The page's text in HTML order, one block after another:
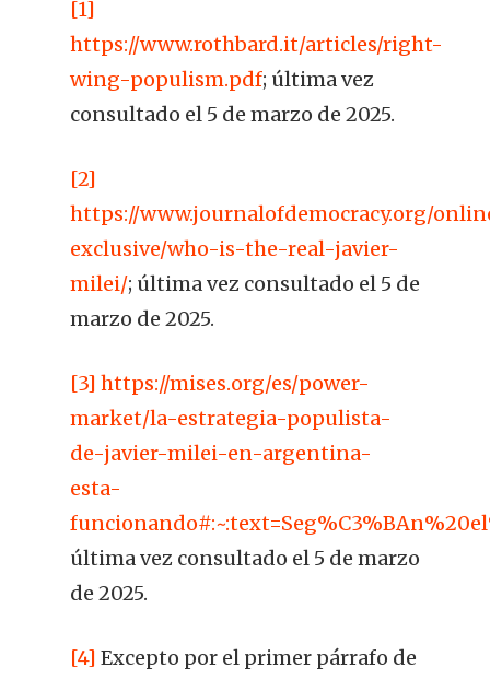
[1]
https://www.rothbard.it/articles/right-
wing-populism.pdf; última vez
consultado el 5 de marzo de 2025.
[2]
https://www.journalofdemocracy.org/
exclusive/who-is-the-real-javier-
milei/; última vez consultado el 5 de
marzo de 2025.
[3] https://mises.org/es/power-
market/la-estrategia-populista-
de-javier-milei-en-argentina-
esta-
última vez consultado el 5 de marzo
de 2025.
[4] Excepto por el primer párrafo de